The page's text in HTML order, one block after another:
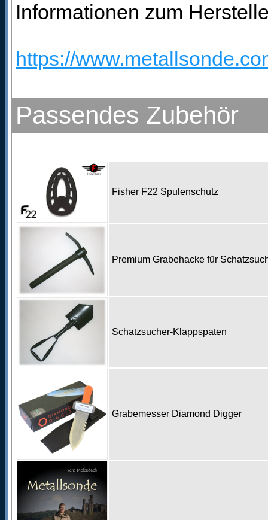
Informationen zum
https://
Passendes Zubehör
Fisher F22 Spulenschutz
Premium Grabehacke für
Schatzsucher-Klappspaten
Grabemesser Diamond Digger